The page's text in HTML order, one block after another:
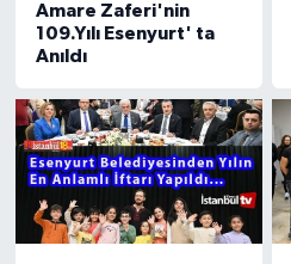
Amare Zaferi'nin
109.Yılı Esenyurt' ta
Anıldı